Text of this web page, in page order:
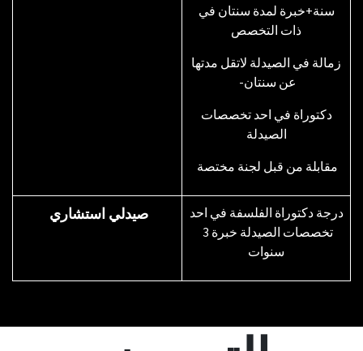
سنة+خبرة لمدة سنتان في
ذات التخصص
زمالة في الصيدلة لاتقل مدتها
عن سنتان-
دكتوراة في احد تخصصات
الصيدلة
مقابلة من قبل لجنة مختصة
درجة دكتوراة الفلسفة في احد
سنوات
صيدلي استشاري